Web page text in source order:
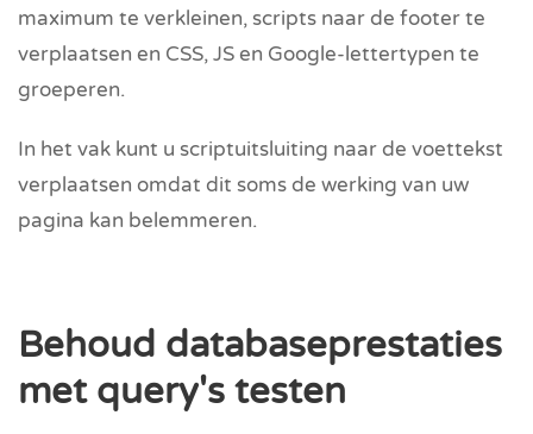
maximum te verkleinen, scripts naar de footer te
verplaatsen en CSS, JS en Google-lettertypen te
groeperen.
In het vak kunt u scriptuitsluiting naar de voettekst
verplaatsen omdat dit soms de werking van uw
pagina kan belemmeren.
Behoud databaseprestaties
met query's testen